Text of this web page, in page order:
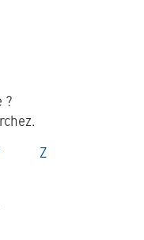
?
Glossaire
Z